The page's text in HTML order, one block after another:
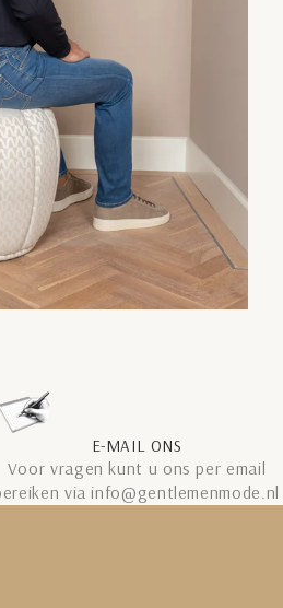
E-MAIL ONS
Voor vragen kunt u ons per email
via info@gentlemenmode.nl